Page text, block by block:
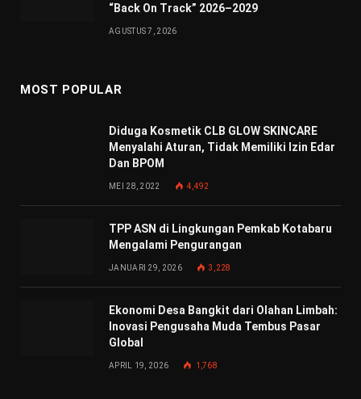
“Back On Track” 2026–2029
AGUSTUS 7, 2026
MOST POPULAR
Diduga Kosmetik CLB GLOW SKINCARE
Menyalahi Aturan, Tidak Memiliki Izin Edar
Dan BPOM
MEI 28, 2022 4,492
TPP ASN di Lingkungan Pemkab Kotabaru
Mengalami Pengurangan
JANUARI 29, 2026 3,228
Ekonomi Desa Bangkit dari Olahan Limbah:
Inovasi Pengusaha Muda Tembus Pasar
Global
APRIL 19, 2026 1,768